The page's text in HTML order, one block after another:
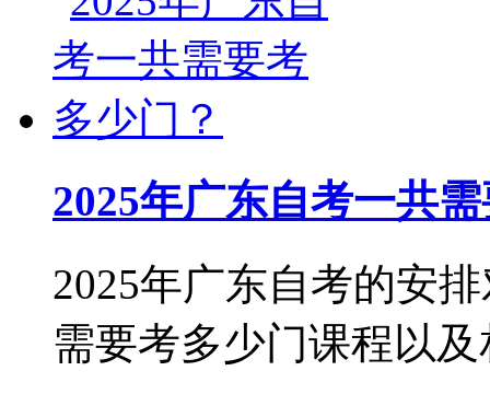
2025年广东自考一共
2025年广东自考的安
需要考多少门课程以及